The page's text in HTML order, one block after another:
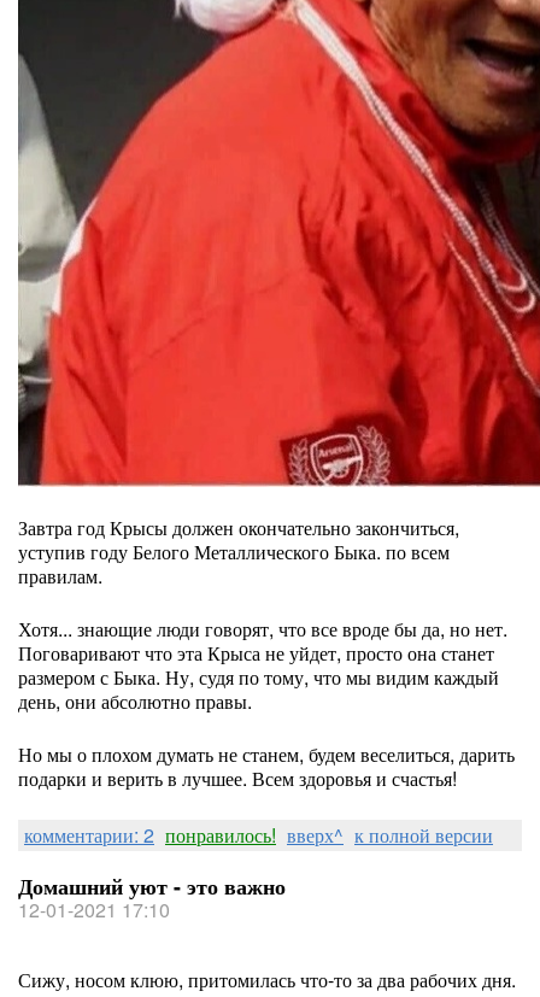
Завтра год Крысы должен окончательно закончиться,
уступив году Белого Металлического Быка. по всем
правилам.
Хотя... знающие люди говорят, что все вроде бы да, но нет.
Поговаривают что эта Крыса не уйдет, просто она станет
размером с Быка. Ну, судя по тому, что мы видим каждый
день, они абсолютно правы.
Но мы о плохом думать не станем, будем веселиться, дарить
подарки и верить в лучшее. Всем здоровья и счастья!
комментарии: 2 понравилось! вверх^ к полной версии
Домашний уют - это важно
12-01-2021 17:10
Сижу, носом клюю, притомилась что-то за два рабочих дня.